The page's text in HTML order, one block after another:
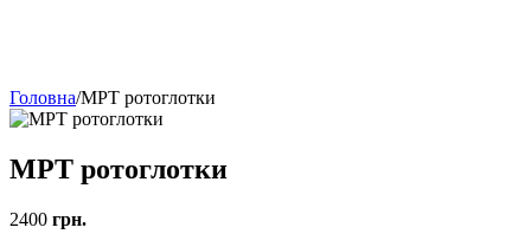
Головна/МРТ ротоглотки
МРТ ротоглотки
2400 грн.